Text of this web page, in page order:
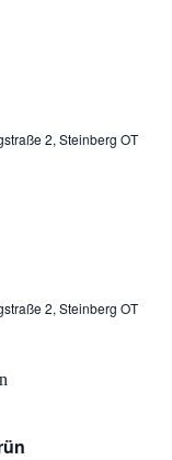
2, Steinberg OT
2, Steinberg OT